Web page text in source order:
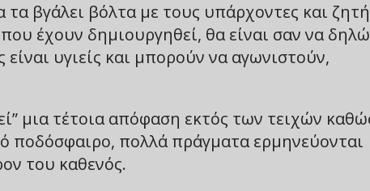
βγάλει βόλτα με τους υπάρχοντες και
έχουν δημιουργηθεί, θα είναι σαν να
υγιείς και μπορούν να αγωνιστούν,
μια τέτοια απόφαση εκτός των τειχών
ποδόσφαιρο, πολλά πράγματα ερμηνεύονται
του καθενός.